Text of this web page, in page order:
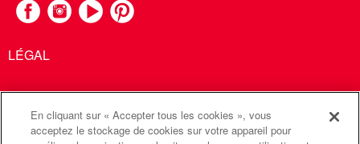
LÉGAL
United Methodist Communications est une agence de l'Église
En cliquant sur « Accepter tous les cookies », vous
acceptez le stockage de cookies sur votre appareil pour